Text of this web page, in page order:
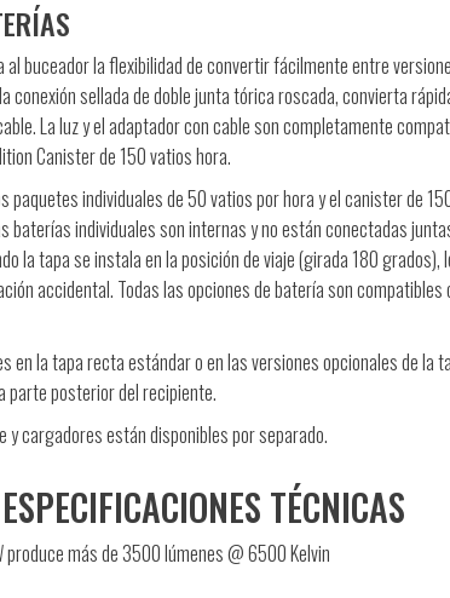
al buceador la flexibilidad de convertir fácilmente entre
conexión sellada de doble junta tórica roscada, convierta
La luz y el adaptador con cable son completamente
Canister de 150 vatios hora.
paquetes individuales de 50 vatios por hora y el canister de
baterías individuales son internas y no están conectadas
la tapa se instala en la posición de viaje (girada 180 grados),
accidental. Todas las opciones de batería son
en la tapa recta estándar o en las versiones opcionales de la
parte posterior del recipiente.
cargadores están disponibles por separado.
ESPECIFICACIONES TÉCNICAS
produce más de 3500 lúmenes @ 6500 Kelvin